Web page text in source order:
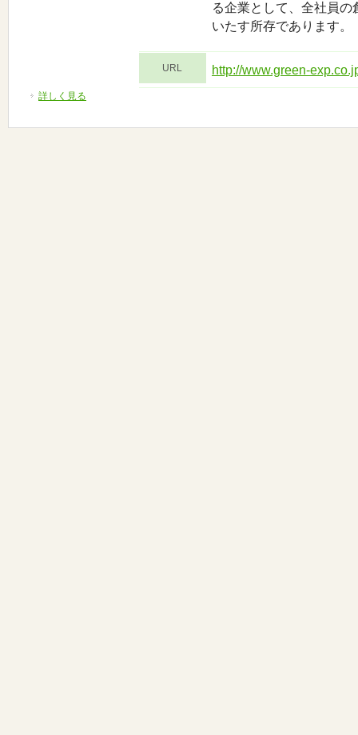
る企業として、全社員
いたす所存であります。
URL http://www.green-
詳しく見る